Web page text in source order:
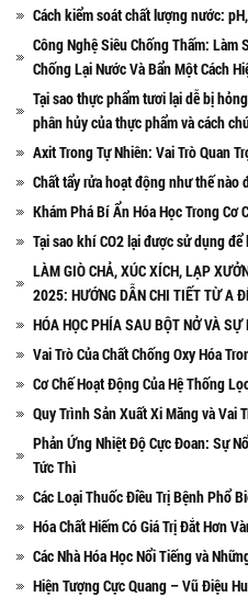
Cách kiểm soát chất lượng nước:
Công Nghệ Siêu Chống Thấm: Làm
Chống Lại Nước Và Bẩn Một Cách
Tại sao thực phẩm tươi lại dễ bị
phân hủy của thực phẩm và cách
Axit Trong Tự Nhiên: Vai Trò Quan
Chất tẩy rửa hoạt động như thế nào
Khám Phá Bí Ẩn Hóa Học Trong Cơ
Tại sao khí CO2 lại được sử dụng để
LÀM GIÒ CHẢ, XÚC XÍCH, LẠP
2025: HƯỚNG DẪN CHI TIẾT TỪ A
HÓA HỌC PHÍA SAU BỘT NỞ VÀ SỰ
Vai Trò Của Chất Chống Oxy Hóa
Cơ Chế Hoạt Động Của Hệ Thống
Quy Trình Sản Xuất Xi Măng và Vai
Phản Ứng Nhiệt Độ Cực Đoan: Sự
Tức Thì
Các Loại Thuốc Điều Trị Bệnh Phổ
Hóa Chất Hiếm Có Giá Trị Đắt Hơn
Các Nhà Hóa Học Nổi Tiếng và
Hiện Tượng Cực Quang – Vũ Điệu